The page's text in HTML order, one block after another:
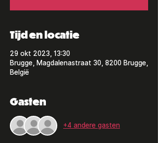
Tijd en locatie
29 okt 2023, 13:30
Brugge, Magdalenastraat 30, 8200 Brugge,
België
Gasten
+4 andere gasten